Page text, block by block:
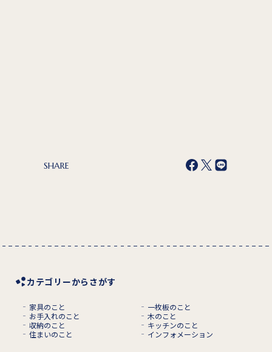
SHARE
カテゴリーからさがす
家具のこと
一枚板のこと
お手入れのこと
木のこと
収納のこと
キッチンのこと
住まいのこと
インフォメーション